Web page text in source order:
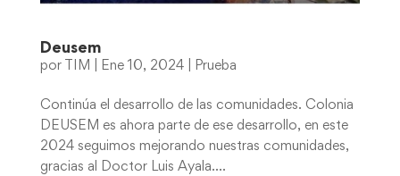
Deusem
por TIM Ene 10, 2024| Prueba
Continúa el desarrollo de las comunidades. Colonia
DEUSEM es ahora parte de ese desarrollo, en este
2024 seguimos mejorando nuestras comunidades,
gracias al Doctor Luis Ayala....